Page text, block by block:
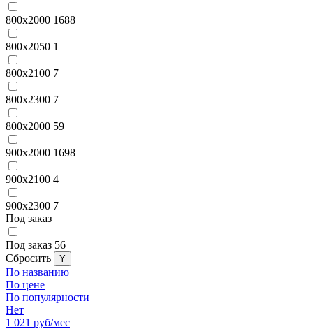
800x2000 1688
800x2050 1
800x2100 7
800x2300 7
800х2000 59
900x2000 1698
900x2100 4
900x2300 7
Под заказ
Под заказ 56
Cбросить
По названию
По цене
По популярности
Нет
1 021 руб/мес